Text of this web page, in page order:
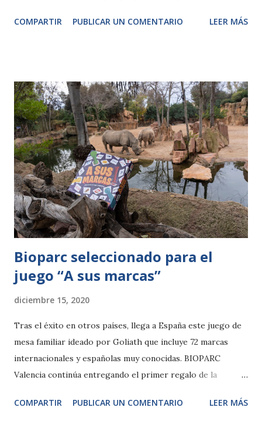
restricciones derivadas del control de la pandemia de la
confinamiento perimetral de la ciudad de Teruel, al que le
prosiguieron el provincial y autonómico, y que propiciaron
el cierre temporal hasta nuevo aviso de dicho centro.
Dadas las fechas, y siguiendo las instrucciones de las
autoridades sanitarias, el parque ha decidido dar por
finalizada la presente temporada, pues tras el día 21 de
diciembre, fecha en la que se levantará el cierre perimetral
entre las tres provincias aragonesas, persistiendo el
autonómico, al parq...
COMPARTIR PUBLICAR UN COMENTARIO LEER MÁS
Bioparc seleccionado para el
juego “A sus marcas”
diciembre 15, 2020
Tras el éxito en otros países, llega a España este juego de
mesa familiar ideado por Goliath que incluye 72 marcas
internacionales y españolas muy conocidas. BIOPARC
Valencia continúa entregando el primer regalo de la
que lo deseen. Martes, 15 de diciembre de 2020.- Estas
COMPARTIR PUBLICAR UN COMENTARIO LEER MÁS